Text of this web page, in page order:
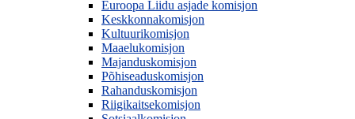
Euroopa Liidu asjade komisjon
Keskkonnakomisjon
Kultuurikomisjon
Maaelukomisjon
Majanduskomisjon
Põhiseaduskomisjon
Rahanduskomisjon
Riigikaitsekomisjon